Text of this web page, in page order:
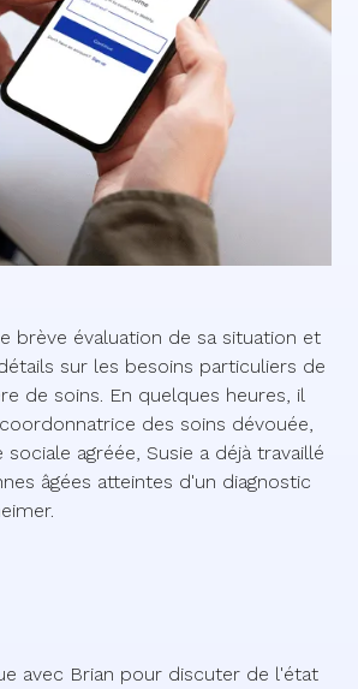
brève évaluation de sa situation et
sur les besoins particuliers de
de soins. En quelques heures, il
des soins dévouée,
sociale agréée, Susie a déjà travaillé
âgées atteintes d'un diagnostic
avec Brian pour discuter de l'état